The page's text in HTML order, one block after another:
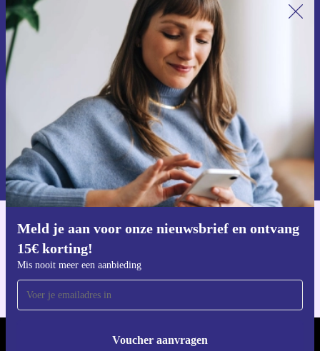
Meld je aan voor onze nieuwsbrief en ontvang
15€ korting!
Mis nooit meer een aanbieding
Voucher aanvragen
Meld je aan voor onze nieuwsbrief en
ontvang €15 korting!
Mis nooit meer een aanbieding.
Voucher aanvragen
Informatie over het gebruik van persoonsgegevens vind je in ons
privacybeleid
Download de refurbed app
REFURBED NEDERLAND - RETHINK NEW.